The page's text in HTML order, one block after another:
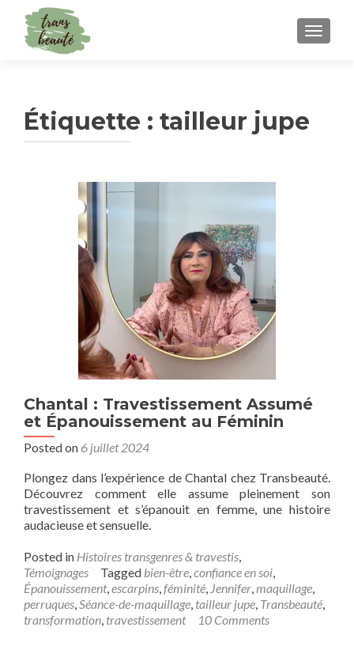
Étiquette : tailleur jupe
Chantal : Travestissement Assumé
et Épanouissement au Féminin
Posted on 6 juillet 2024
Plongez dans l’expérience de Chantal chez Transbeauté.
Découvrez comment elle assume pleinement son
travestissement et s’épanouit en femme, une histoire
audacieuse et sensuelle.
Posted in Histoires transgenres & travestis,
Témoignages
Tagged bien-être,confiance en soi,
Épanouissement,escarpins,féminité, Jennifer,maquillage,
perruques,Séance-de-maquillage, tailleur jupe, Transbeauté,
transformation, travestissement 10 Comments